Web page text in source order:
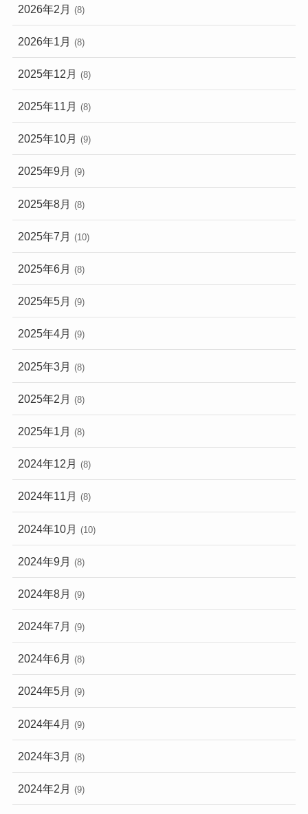
2026年2月 (8)
2026年1月 (8)
2025年12月 (8)
2025年11月 (8)
2025年10月 (9)
2025年9月 (9)
2025年8月 (8)
2025年7月 (10)
2025年6月 (8)
2025年5月 (9)
2025年4月 (9)
2025年3月 (8)
2025年2月 (8)
2025年1月 (8)
2024年12月 (8)
2024年11月 (8)
2024年10月 (10)
2024年9月 (8)
2024年8月 (9)
2024年7月 (9)
2024年6月 (8)
2024年5月 (9)
2024年4月 (9)
2024年3月 (8)
2024年2月 (9)